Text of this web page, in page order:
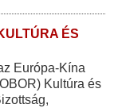
ÉS
Európa-Kína
Kultúra és